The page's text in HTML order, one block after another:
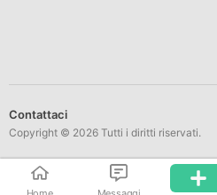
Contattaci
Copyright © 2026 Tutti i diritti riservati.